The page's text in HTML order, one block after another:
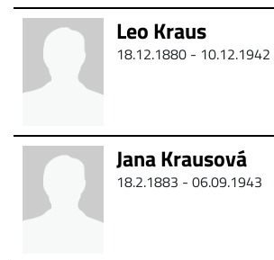
Leo Kraus
18.12.1880 - 10.12.1942
Jana Krausová
18.2.1883 - 06.09.1943